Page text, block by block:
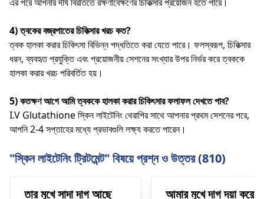
4) ত্বকের বজ্রপাতের চিকিত্সার খরচ কত?
ত্বক হালকা করার চিকিৎসা বিভিন্ন পদ্ধতিতে করা যেতে পারে। ফলস্বরূপ, চিকিত্সার
ধরন, ব্যবহৃত প্রযুক্তি এবং প্রয়োজনীয় সেশনের সংখ্যার উপর নির্ভর করে ত্বককে
হালকা করার খরচ পরিবর্তিত হয়।
5) কতক্ষণ আগে আমি ত্বককে হালকা করার চিকিৎসার ফলাফল দেখতে পাব?
I.V Glutathione স্কিন লাইটেনিং থেরাপির সাথে আপনার প্রথম সেশনের পরে,
আপনি 2-4 সপ্তাহের মধ্যে প্রভাবগুলি লক্ষ্য করতে পারেন।
"স্কিন লাইটেনিং ট্রিটমেন্ট" বিষয়ে প্রশ্ন ও উত্তর (810)
তার মুখে সাদা দাগ আছে
আমার মুখে দাগ দয়া করে